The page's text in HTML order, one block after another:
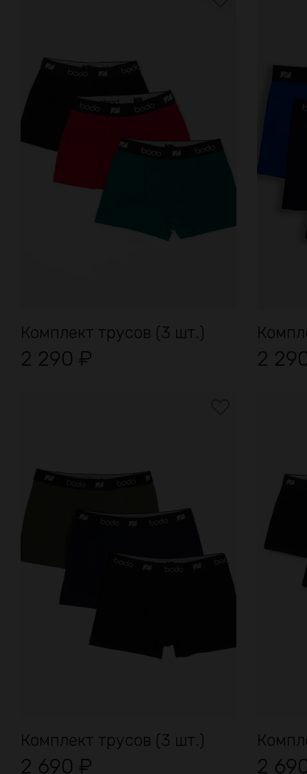
Комплект трусов (3 шт.)
2 290 ₽ 2
Комплект трусов (3 шт.)
2 690 ₽ 2